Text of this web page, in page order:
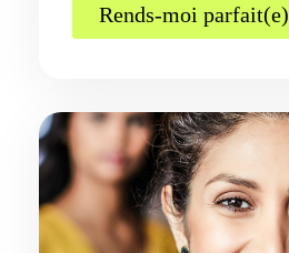
Rends-moi parfait(e)